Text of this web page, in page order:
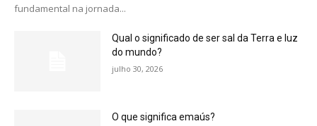
fundamental na jornada...
Qual o significado de ser sal da Terra e luz
do mundo?
julho 30, 2026
O que significa emaús?